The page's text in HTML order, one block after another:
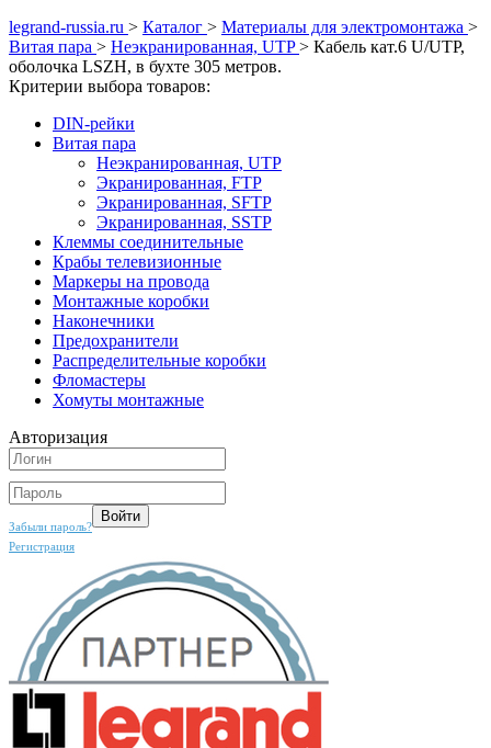
legrand-russia.ru > Каталог > Материалы для электромонтажа >
Витая пара > Неэкранированная, UTP > Кабель кат.6 U/UTP,
оболочка LSZH, в бухте 305 метров.
Критерии выбора товаров:
DIN-рейки
Витая пара
Неэкранированная, UTP
Экранированная, FTP
Экранированная, SFTP
Экранированная, SSTP
Клеммы соединительные
Крабы телевизионные
Маркеры на провода
Монтажные коробки
Наконечники
Предохранители
Распределительные коробки
Фломастеры
Хомуты монтажные
Авторизация
Забыли пароль?
Регистрация